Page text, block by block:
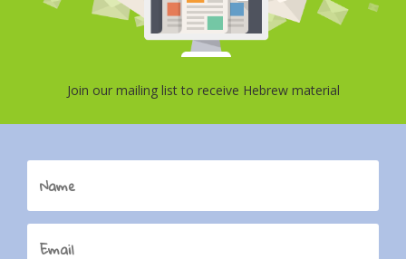
Join our mailing list to receive Hebrew material